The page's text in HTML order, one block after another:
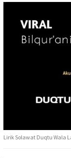
Lirik Solawat Duqtu Wala